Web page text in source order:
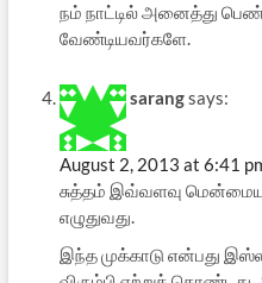
நம் நாட்டில் அனைத்து
வேண்டியவர்களே.
sarangsays:
August 2, 2013 at 6:41
சுத்தம் இவ்வளவு
எழுதுவது.
இந்த முக்காடு என்பது